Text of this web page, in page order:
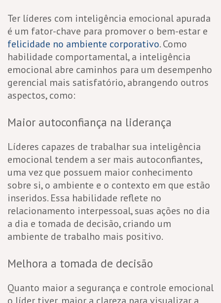
Ter líderes com inteligência emocional apurada
é um fator-chave para promover o bem-estar e
felicidade no ambiente corporativo. Como
habilidade comportamental, a inteligência
emocional abre caminhos para um desempenho
gerencial mais satisfatório, abrangendo outros
aspectos, como:
Maior autoconfiança na liderança
Líderes capazes de trabalhar sua inteligência
emocional tendem a ser mais autoconfiantes,
uma vez que possuem maior conhecimento
sobre si, o ambiente e o contexto em que estão
inseridos. Essa habilidade reflete no
relacionamento interpessoal, suas ações no dia
a dia e tomada de decisão, criando um
ambiente de trabalho mais positivo.
Melhora a tomada de decisão
Quanto maior a segurança e controle emocional
o líder tiver, maior a clareza para visualizar a